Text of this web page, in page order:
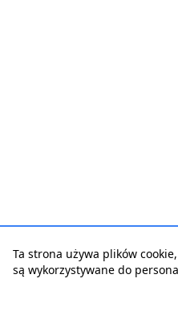
Ta strona używa plików
są wykorzystywane do